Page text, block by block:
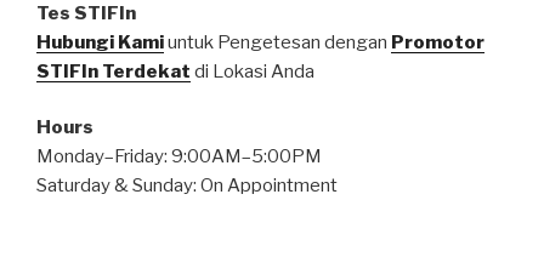
Tes STIFIn
Hubungi Kamiuntuk Pengetesan dengan Promotor
STIFIn Terdekat di Lokasi Anda
Hours
Monday–Friday: 9:00AM–5:00PM
Saturday & Sunday: On Appointment